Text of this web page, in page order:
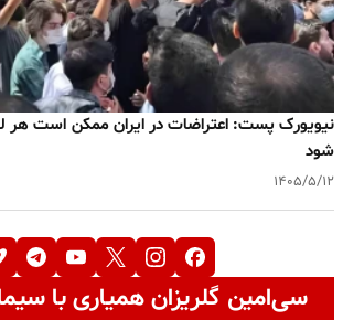
نیویورک پست: اعتراضات در ایران ممکن است هر
شود
۱۴۰۵/۵/۱۲
سی‌امین گلریزان همیاری با